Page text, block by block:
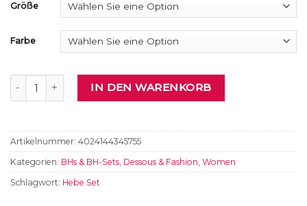
Größe
Farbe
Hebe-Set MengeIN DEN WARENKORB
Artikelnummer: 4024144345755
Kategorien: BHs & BH-Sets Dessous & Fashion Women
Schlagwort: Hebe Set